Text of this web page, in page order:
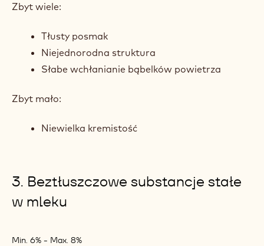
Zbyt wiele:
Tłusty posmak
Niejednorodna struktura
Słabe wchłanianie bąbelków powietrza
Zbyt mało:
Niewielka kremistość
3. Beztłuszczowe substancje stałe
w mleku
Min. 6% - Max. 8%